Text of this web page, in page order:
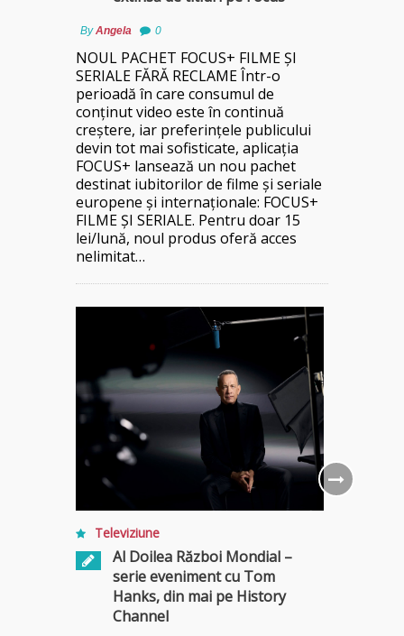
ByAngela 0
NOUL PACHET FOCUS+ FILME ȘI
SERIALE FĂRĂ RECLAME Într-o
perioadă în care consumul de
conținut video este în continuă
creștere, iar preferințele publicului
devin tot mai sofisticate, aplicația
FOCUS+ lansează un nou pachet
destinat iubitorilor de filme și seriale
europene și internaționale: FOCUS+
FILME ȘI SERIALE. Pentru doar 15
lei/lună, noul produs oferă acces
nelimitat…
Televiziune
Al Doilea Război Mondial –
serie eveniment cu Tom
Hanks, din mai pe History
Channel